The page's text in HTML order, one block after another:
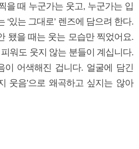
을 때 누군가는 웃고, 누군가는 입
‘있는 그대로’ 렌즈에 담으려 한다.
됐을 때는 웃는 모습만 찍었어요.
워도 웃지 않는 분들이 계십니다.
이 어색해진 겁니다. 얼굴에 담긴
웃음’으로 왜곡하고 싶지는 않아